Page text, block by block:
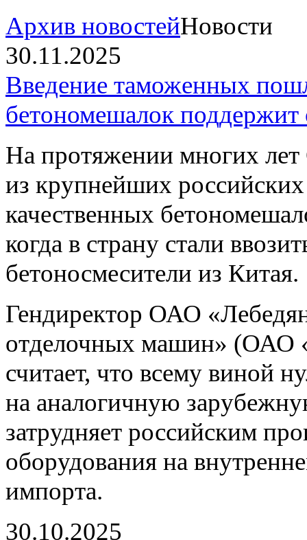
Архив новостейНовости
30.11.2025
Введение таможенных
бетономешалок поддержит
На протяжении многих
из крупнейших
качественных
когда в страну стали
бетоносмесители из Китая.
Гендиректор ОАО
отделочных машин»
считает, что всему виной
на аналогичную
затрудняет российским
оборудования на
импорта.
30.10.2025